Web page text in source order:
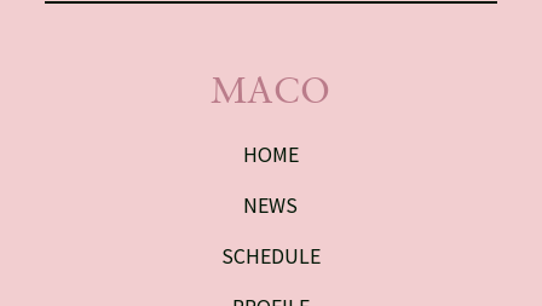
MACO
HOME
NEWS
SCHEDULE